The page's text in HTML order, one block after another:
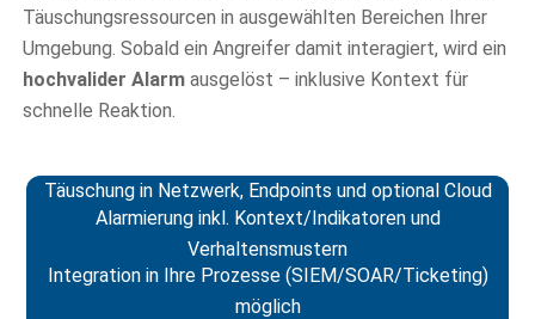
Täuschungsressourcen in ausgewählten Bereichen Ihrer
Umgebung. Sobald ein Angreifer damit interagiert, wird ein
hochvalider Alarm ausgelöst – inklusive Kontext für
schnelle Reaktion.
Täuschung in Netzwerk, Endpoints und optional Cloud
Alarmierung inkl. Kontext/Indikatoren und
Verhaltensmustern
Integration in Ihre Prozesse (SIEM/SOAR/Ticketing)
möglich